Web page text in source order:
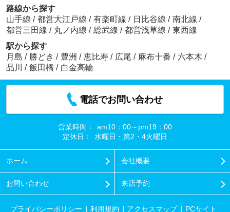
路線から探す
山手線 / 都営大江戸線 / 有楽町線 / 日比谷線 / 南北線 /
都営三田線 / 丸ノ内線 / 総武線 / 都営浅草線 / 東西線
駅から探す
月島 / 勝どき / 豊洲 / 恵比寿 / 広尾 / 麻布十番 / 六本木 /
品川
/ 飯田橋 / 白金高輪
電話でお問い合わせ
営業時間：
am10：00～pm19：00
定休日：
水曜日・第2・4火曜日
ホーム 会社概要
お問い合わせ 来店予約
プライバシーポリシー 利用規約 アクセスマップ PCサイト